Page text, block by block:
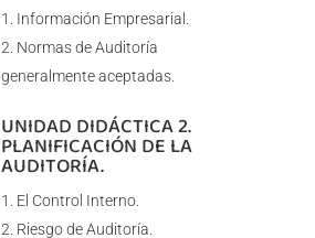
Información Empresarial.
Normas de Auditoría
generalmente aceptadas.
UNIDAD DIDÁCTICA 2.
PLANIFICACIÓN DE LA
AUDITORÍA.
El Control Interno.
Riesgo de Auditoría.